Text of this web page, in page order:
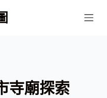
寺廟探索